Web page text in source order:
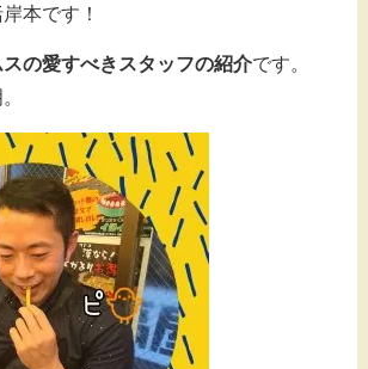
本です！
の愛すべきスタッフの紹介です。